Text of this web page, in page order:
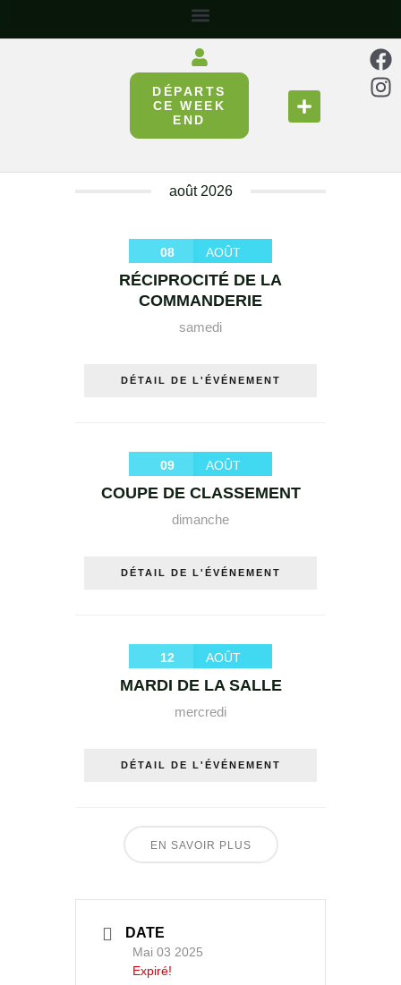
DÉPARTS
CE WEEK
END
août 2026
08 AOÛT
RÉCIPROCITÉ DE LA
COMMANDERIE
samedi
DÉTAIL DE L'ÉVÉNEMENT
09 AOÛT
COUPE DE CLASSEMENT
dimanche
DÉTAIL DE L'ÉVÉNEMENT
12 AOÛT
MARDI DE LA SALLE
mercredi
DÉTAIL DE L'ÉVÉNEMENT
EN SAVOIR PLUS
DATE
Mai 03 2025
Expiré!